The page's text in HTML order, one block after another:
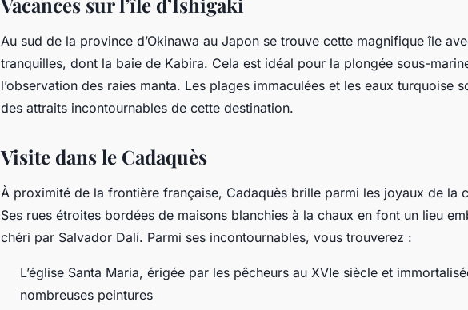
Au sud de la province d’Okinawa au Japon se trouve cette magnifique île
tranquilles, dont la baie de Kabira. Cela est idéal pour la plongée sous-
l’observation des raies manta. Les plages immaculées et les eaux turquoise
des attraits incontournables de cette destination.
Visite dans le Cadaquès
À proximité de la frontière française, Cadaquès brille parmi les joyaux de la
Ses rues étroites bordées de maisons blanchies à la chaux en font un lieu
chéri par Salvador Dalí. Parmi ses incontournables, vous trouverez :
L’église Santa Maria, érigée par les pêcheurs au XVIe siècle et
nombreuses peintures